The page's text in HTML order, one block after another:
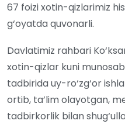
67 foizi xotin-qizlarimiz
g‘oyatda quvonarli.
Davlatimiz rahbari
xotin-qizlar kuni
tadbirida uy-ro‘zg‘or
ortib, ta’lim olayotgan,
tadbirkorlik bilan